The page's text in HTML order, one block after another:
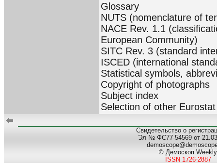
Glossary
NUTS (nomenclature of
NACE Rev. 1.1
European Community)
SITC Rev. 3 (standard
ISCED (international
Statistical symbols,
Copyright of photographs
Subject index
Selection of other
Свидетельство о
Эл № ФС77-54569 от
© Демоскоп Weekly
ISSN 1726-2887